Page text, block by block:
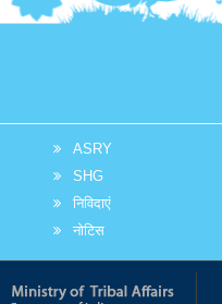
ASRY
SHG
निविदाएं
नोटिस